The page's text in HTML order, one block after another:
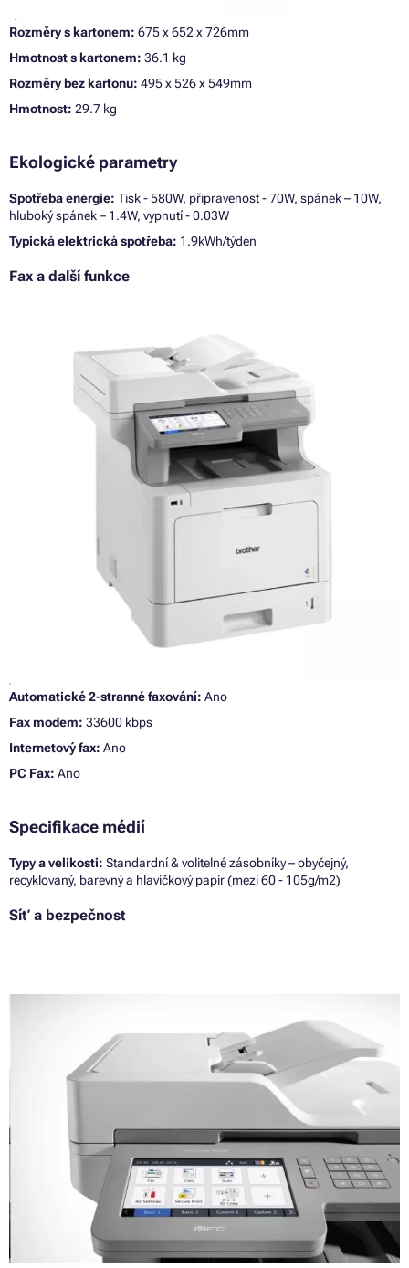
Rozměry s kartonem: 675 x 652 x 726mm
Hmotnost s kartonem: 36.1 kg
Rozměry bez kartonu: 495 x 526 x 549mm
Hmotnost: 29.7 kg
Ekologické parametry
Spotřeba energie: Tisk - 580W, připravenost - 70W, spánek – 10W,
hluboký spánek – 1.4W, vypnutí - 0.03W
Typická elektrická spotřeba: 1.9kWh/týden
Fax a další funkce
Automatické 2-stranné faxování: Ano
Fax modem: 33600 kbps
Internetový fax: Ano
PC Fax: Ano
Specifikace médií
Typy a velikosti: Standardní & volitelné zásobníky – obyčejný,
recyklovaný, barevný a hlavičkový papír (mezi 60 - 105g/m2)
Síť a bezpečnost